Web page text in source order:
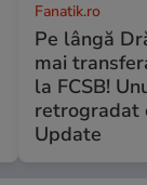
Fanatik.ro
Pe lângă
mai
la FCSB!
retrogradat
Update